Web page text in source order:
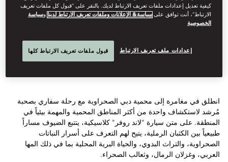
View All
روح الرمال
انطلق في مغامرة إلى محمية دبي الصحراوية مع رحلة سفاري بصحبة
مُرشد لاستكشاف واحدة من أكثر المناطق المحمية والمهمة بيئياً في
المنطقة. على متن سيارة "لاند روفر" كلاسيكية، يتتبع الضيوف مساراً
طبيعياً بين الكثبان الرملية، يتيح لهم التعرف على أسرار النباتات
الصحراوية، والتراث البدوي، والحياة البرية المحلية بما في ذلك المها
العربي، وغزلان الرمال، وثعالب الصحراء.
كيفية تعديل إعدادات ملفات تعريف الارتباط لديك. بالنقر على “قبول كل ملفات تعريف
الارتباط”، أنت توافق علىسياسة& الإعلانات وملفات تعريف الارتباط لدينا وسياسة
الخصوصية
إعدادات ملف تعريف الارتباط قبول ملفات تعريف الارتباط كلها